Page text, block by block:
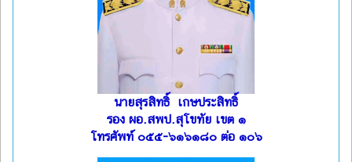
นายสุรสิทธิ์ เกษประสิทธิ์
รอง ผอ.สพป.สุโขทัย เขต ๑
โทรศัพท์ ๐๕๕-๖๑๖๑๘๐ ต่อ ๑๐๖